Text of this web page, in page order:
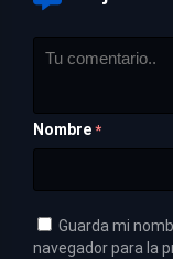
Nombre *
Guarda mi
navegador para la